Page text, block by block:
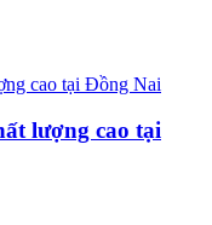
lượng cao tại